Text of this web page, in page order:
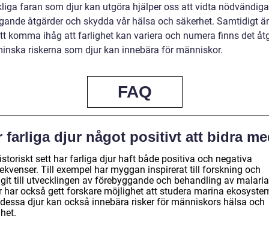
faran som djur kan utgöra hjälper oss att vidta nödvändiga
åtgärder och skydda vår hälsa och säkerhet. Samtidigt
komma ihåg att farlighet kan variera och numera finns det
riskerna som djur kan innebära för människor.
FAQ
farliga djur något positivt att bidra
sett har farliga djur haft både positiva och negativa
Till exempel har myggan inspirerat till forskning och
till utvecklingen av förebyggande och behandling av
har också gett forskare möjlighet att studera marina
djur kan också innebära risker för människors hälsa och